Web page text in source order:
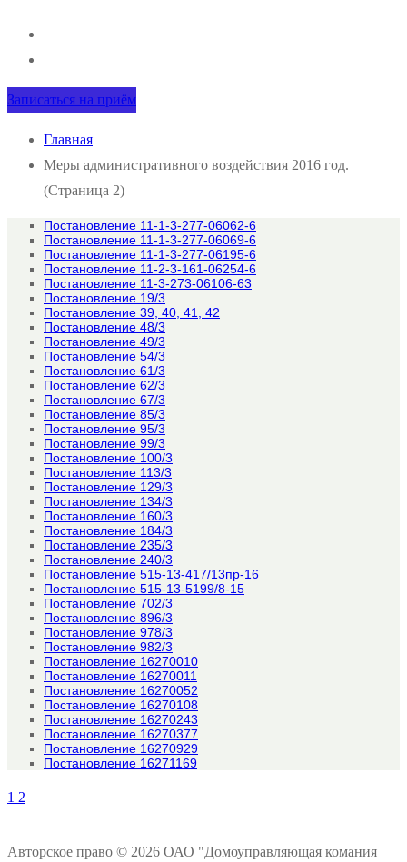
Записаться на приём
Главная
Меры административного воздействия 2016 год.
(Страница 2)
Постановление 11-1-3-277-06062-6
Постановление 11-1-3-277-06069-6
Постановление 11-1-3-277-06195-6
Постановление 11-2-3-161-06254-6
Постановление 11-3-273-06106-63
Постановление 19/3
Постановление 39, 40, 41, 42
Постановление 48/3
Постановление 49/3
Постановление 54/3
Постановление 61/3
Постановление 62/3
Постановление 67/3
Постановление 85/3
Постановление 95/3
Постановление 99/3
Постановление 100/3
Постановление 113/3
Постановление 129/3
Постановление 134/3
Постановление 160/3
Постановление 184/3
Постановление 235/3
Постановление 240/3
Постановление 515-13-417/13пр-16
Постановление 515-13-5199/8-15
Постановление 702/3
Постановление 896/3
Постановление 978/3
Постановление 982/3
Постановление 16270010
Постановление 16270011
Постановление 16270052
Постановление 16270108
Постановление 16270243
Постановление 16270377
Постановление 16270929
Постановление 16271169
1 2
Авторское право © 2026 ОАО "Домоуправляющая комания